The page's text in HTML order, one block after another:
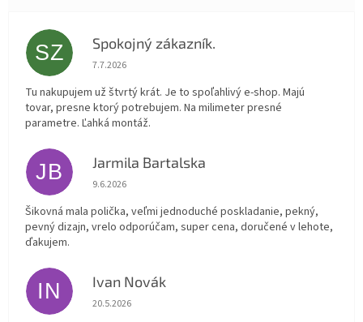
SZ Spokojný zákazník.
Hodnotenie obchodu je 5 z 5 hviezdičiek.
7.7.2026
Tu nakupujem už štvrtý krát. Je to spoľahlivý e-shop. Majú
tovar, presne ktorý potrebujem. Na milimeter presné
parametre. Ľahká montáž.
JB Jarmila Bartalska
Hodnotenie obchodu je 5 z 5 hviezdičiek.
9.6.2026
Šikovná mala polička, veľmi jednoduché poskladanie, pekný,
pevný dizajn, vrelo odporúčam, super cena, doručené v lehote,
ďakujem.
IN Ivan Novák
Hodnotenie obchodu je 5 z 5 hviezdičiek.
20.5.2026